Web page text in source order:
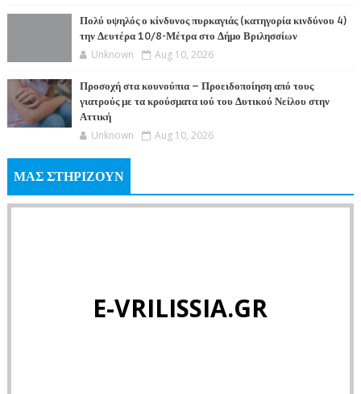
Πολύ υψηλός ο κίνδυνος πυρκαγιάς (κατηγορία κινδύνου 4)
την Δευτέρα 10/8-Μέτρα στο Δήμο Βριλησσίων
Unknown Aug 10, 2026
Προσοχή στα κουνούπια – Προειδοποίηση από τους
γιατρούς με τα κρούσματα ιού του Δυτικού Νείλου στην
Αττική
Unknown Aug 10, 2026
ΜΑΣ ΣΤΗΡΙΖΟΥΝ
E-VRILISSIA.GR